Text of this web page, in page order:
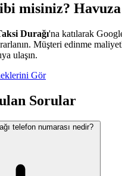
misiniz? Havuza
Durağı'na katılarak
Müşteri edinme
ulaşın.
Gör
Sorular
telefon numarası nedir?